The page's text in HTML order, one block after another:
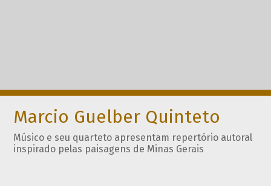
Marcio Guelber Quinteto
Músico e seu quarteto apresentam repertório autoral
inspirado pelas paisagens de Minas Gerais